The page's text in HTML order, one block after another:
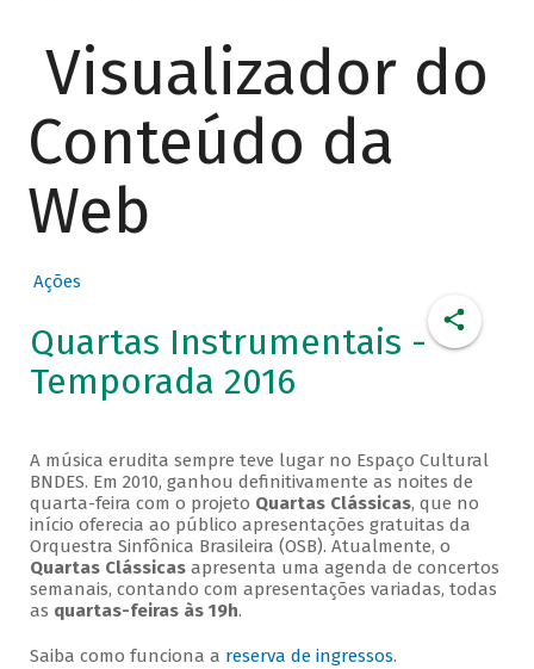
Visualizador do
Conteúdo da
Web
Ações
Quartas Instrumentais -
Temporada 2016
A música erudita sempre teve lugar no Espaço Cultural
BNDES. Em 2010, ganhou definitivamente as noites de
quarta-feira com o projeto Quartas Clássicas, que no
início oferecia ao público apresentações gratuitas da
Orquestra Sinfônica Brasileira (OSB). Atualmente, o
Quartas Clássicasapresenta uma agenda de concertos
semanais, contando com apresentações variadas, todas
as quartas-feiras às 19h.
Saiba como funciona a reserva de ingressos.